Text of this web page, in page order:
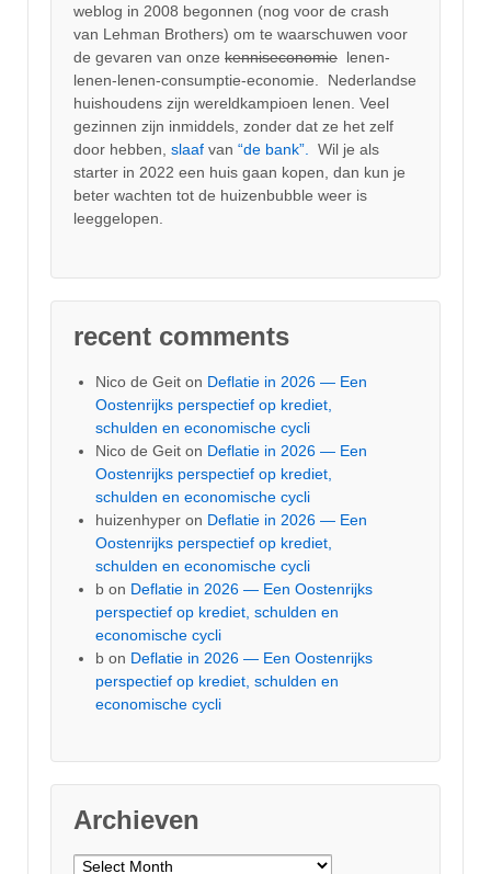
weblog in 2008 begonnen (nog voor de crash
van Lehman Brothers) om te waarschuwen voor
de gevaren van onze kenniseconomie lenen-
lenen-lenen-consumptie-economie. Nederlandse
huishoudens zijn wereldkampioen lenen. Veel
gezinnen zijn inmiddels, zonder dat ze het zelf
door hebben, slaaf van “de bank”. Wil je als
starter in 2022 een huis gaan kopen, dan kun je
beter wachten tot de huizenbubble weer is
leeggelopen.
recent comments
Nico de Geit on Deflatie in 2026 — Een
Oostenrijks perspectief op krediet,
schulden en economische cycli
Nico de Geit on Deflatie in 2026 — Een
Oostenrijks perspectief op krediet,
schulden en economische cycli
huizenhyper on Deflatie in 2026 — Een
Oostenrijks perspectief op krediet,
schulden en economische cycli
b on Deflatie in 2026 — Een Oostenrijks
perspectief op krediet, schulden en
economische cycli
b on Deflatie in 2026 — Een Oostenrijks
perspectief op krediet, schulden en
economische cycli
Archieven
Archieven